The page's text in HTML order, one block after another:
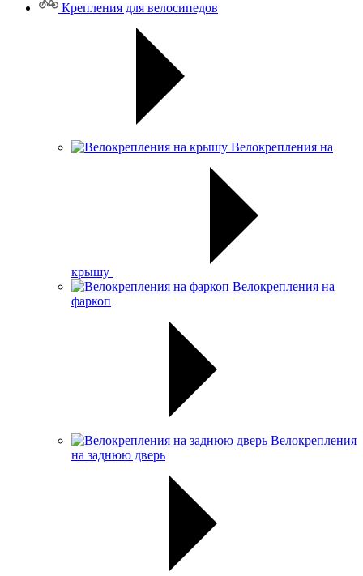
Крепления для велосипедов
Велокрепления на
крышу
Велокрепления на
фаркоп
Велокрепления
на заднюю дверь